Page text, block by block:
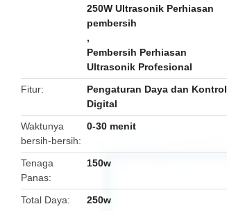
250W Ultrasonik Perhiasan
pembersih
,
Pembersih Perhiasan
Ultrasonik Profesional
Fitur
Pengaturan Daya dan Kontrol
Digital
Waktunya
bersih-bersih
0-30 menit
Tenaga
Panas
150w
Total Daya 250w